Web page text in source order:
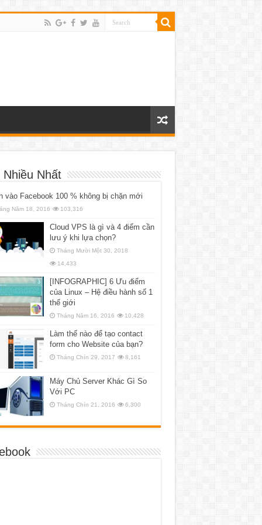
Nhất
vào Facebook 100 % không bị chặn mới
Năm 18, 2016 103,316
Cloud VPS là gì và 4 điểm cần
lưu ý khi lựa chọn?
Tháng Mười Một 30, 2018
14,433
[INFOGRAPHIC] 6 Ưu điểm
của Linux – Hệ điều hành số 1
thế giới
Tháng Năm 16, 2016 10,428
Làm thế nào để tạo contact
form cho Website của bạn?
Tháng Chín 29, 2017 8,161
Máy Chủ Server Khác Gì So
Với PC
Tháng Chín 21, 2016 6,300